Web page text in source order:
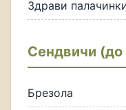
Здрави
Сендвичи (до
Брезола